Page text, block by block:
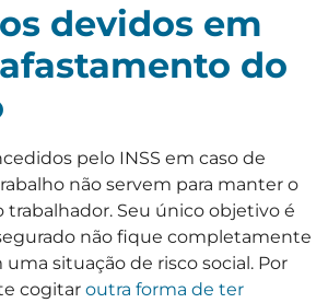
devidos em
do
pelo INSS em caso de
não servem para manter o
trabalhador. Seu único objetivo é
não fique completamente
situação de risco social. Por
cogitar outra forma de ter